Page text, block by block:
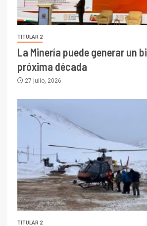
TITULAR 2
La Minería puede generar un
próxima década
27 julio, 2026
TITULAR 2